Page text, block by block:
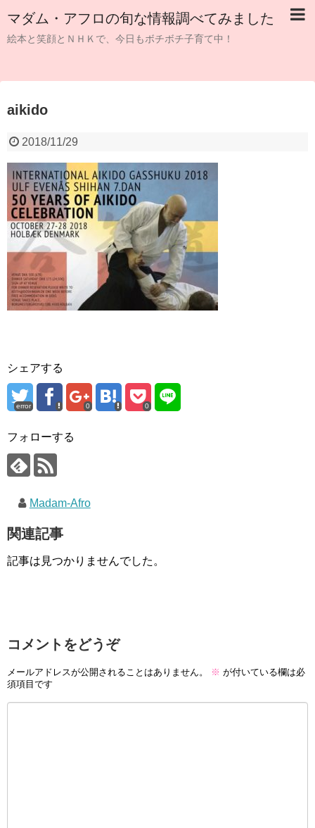
マダム・アフロの旬な情報調べてみました
絵本と笑顔とＮＨＫで、今日もボチボチ子育て中！
aikido
2018/11/29
シェアする
error 0 0
フォローする
Madam-Afro
関連記事
記事は見つかりませんでした。
コメントをどうぞ
メールアドレスが公開されることはありません。 ※ が付いている欄は必
須項目です